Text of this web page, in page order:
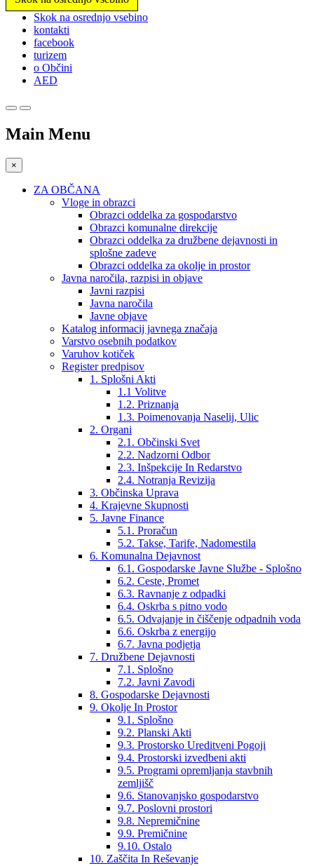
Prosimo,
upoštevajte:
spletno
mesto
vključuje
sistem
Skok na osrednjo vsebino
kontakti
facebook
turizem
o Občini
AED
Main Menu
×
ZA OBČANA
Vloge in obrazci
Obrazci oddelka za gospodarstvo
Obrazci komunalne direkcije
Obrazci oddelka za družbene dejavnosti in
splošne zadeve
Obrazci oddelka za okolje in prostor
Javna naročila, razpisi in objave
Javni razpisi
Javna naročila
Javne objave
Katalog informacij javnega značaja
Varstvo osebnih podatkov
Varuhov kotiček
Register predpisov
1. Splošni Akti
1.1 Volitve
1.2. Priznanja
1.3. Poimenovanja Naselij, Ulic
2. Organi
2.1. Občinski Svet
2.2. Nadzorni Odbor
2.3. Inšpekcije In Redarstvo
2.4. Notranja Revizija
3. Občinska Uprava
4. Krajevne Skupnosti
5. Javne Finance
5.1. Proračun
5.2. Takse, Tarife, Nadomestila
6. Komunalna Dejavnost
6.1. Gospodarske Javne Službe - Splošno
6.2. Ceste, Promet
6.3. Ravnanje z odpadki
6.4. Oskrba s pitno vodo
6.5. Odvajanje in čiščenje odpadnih voda
6.6. Oskrba z energijo
6.7. Javna podjetja
7. Družbene Dejavnosti
7.1. Splošno
7.2. Javni Zavodi
8. Gospodarske Dejavnosti
9. Okolje In Prostor
9.1. Splošno
9.2. Planski Akti
9.3. Prostorsko Ureditveni Pogoji
9.4. Prostorski izvedbeni akti
9.5. Programi opremljanja stavbnih
zemljišč
9.6. Stanovanjsko gospodarstvo
9.7. Poslovni prostori
9.8. Nepremičnine
9.9. Premičnine
9.10. Ostalo
10. Zaščita In Reševanje